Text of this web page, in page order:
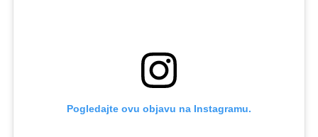
Pogledajte ovu objavu na Instagramu.